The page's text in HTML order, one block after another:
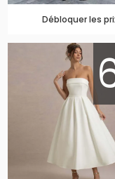
Débloquer les